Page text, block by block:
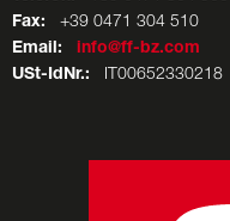
Fax: +39 0471 304 510
Email:
info@ff-bz.com
USt-IdNr.: IT00652330218